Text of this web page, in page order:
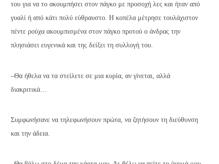
του για να το ακουμπήσει στον πάγκο με προσοχή λες και ήταν από
γυαλί ή από κάτι πολύ εύθραυστο. Η κοπέλα μέτρησε τουλάχιστον
πέντε ρούχα ακουμπισμένα στον πάγκο προτού ο άνδρας την
πλησιάσει ευγενικά και της δείξει τη συλλογή του.
–Θα ήθελα να τα στείλετε σε μια κυρία, αν γίνεται, αλλά
διακριτικά…
Συμφωνήσανε να τηλεφωνήσουν πρώτα, να ζητήσουν τη διεύθυνση
και την άδεια.